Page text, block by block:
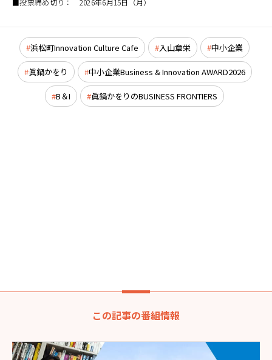
■投票締め切り： 2026年6月15日（月）
浜松町Innovation Culture Cafe 入山章栄 中小企業
眞鍋かをり 中小企業Business & Innovation AWARD2026
B＆I 眞鍋かをりのBUSINESS FRONTIERS
この記事の番組情報